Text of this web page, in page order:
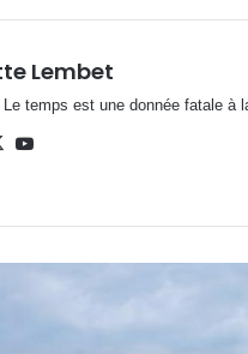
Lembet
temps est une donnée fatale à
X